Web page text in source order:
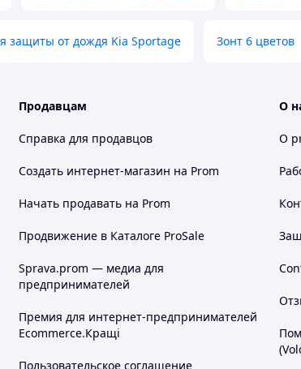
защиты от дождя Kia Sportage Зонт 6 цветов
Продавцам
Справка для продавцов
Создать интернет-магазин на Prom
Начать продавать на Prom
Продвижение в Каталоге ProSale
Sprava.prom — медиа для
предпринимателей
Премия для интернет-предпринимателей
Ecommerce.Кращі
Пользовательское соглашение
О
О